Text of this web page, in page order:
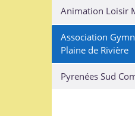
Animation Loisir
Association
Plaine de Rivière
Pyrenées Sud